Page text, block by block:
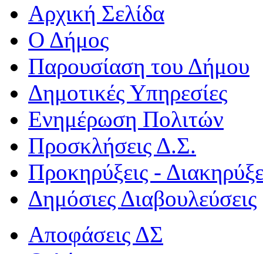
Αρχική Σελίδα
Ο Δήμος
Παρουσίαση του Δήμου
Δημοτικές Υπηρεσίες
Ενημέρωση Πολιτών
Προσκλήσεις Δ.Σ.
Προκηρύξεις -
Δημόσιες Διαβουλεύσεις
Αποφάσεις ΔΣ